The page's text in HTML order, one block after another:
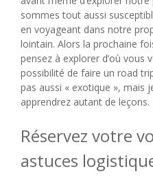
sommes tout aussi
en voyageant dans notre
lointain. Alors la prochaine
pensez à explorer d’où vous
possibilité de faire un road
pas aussi « exotique », mais
apprendrez autant de leçons.
Réservez votre
astuces